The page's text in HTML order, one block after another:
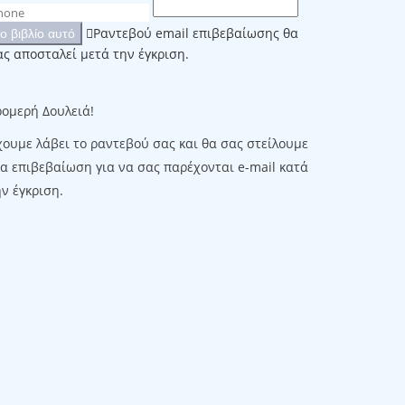
βιβλίο αυτό
Ραντεβού email επιβεβαίωσης θα
αποσταλεί μετά την έγκριση.
Δουλειά!
λάβει το ραντεβού σας και θα σας στείλουμε
επιβεβαίωση για να σας παρέχονται e-mail κατά
έγκριση.